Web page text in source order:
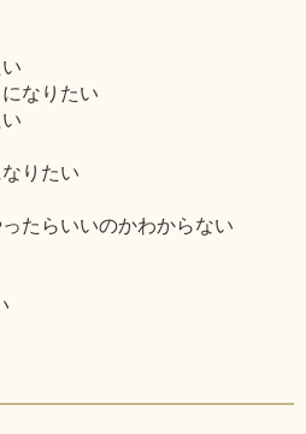
なりたい
りたい
たらいいのかわからない